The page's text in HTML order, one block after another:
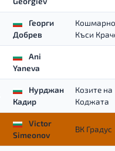
Георги
Добрев
Кошмарно
Къси
Ani
Yaneva
Нурджан
Кадир
Козите на
Коджата
Victor
Simeonov
ВК Градус